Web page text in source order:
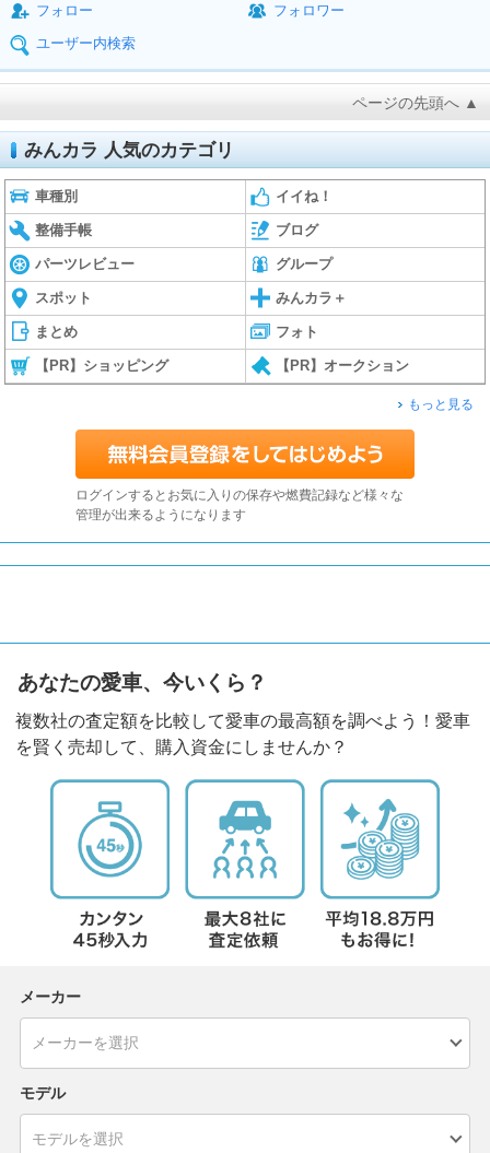
フォロー
フォロワー
ユーザー内検索
ページの先頭へ ▲
みんカラ 人気のカテゴリ
車種別 イイね！
整備手帳 ブログ
パーツレビュー グループ
スポット みんカラ＋
まとめ フォト
【PR】ショッピング 【PR】オークション
もっと見る
ログインするとお気に入りの保存や燃費記録など様々な
管理が出来るようになります
あなたの愛車、今いくら？
複数社の査定額を比較して愛車の最高額を調べよう！愛車
を賢く売却して、購入資金にしませんか？
メーカー
モデル